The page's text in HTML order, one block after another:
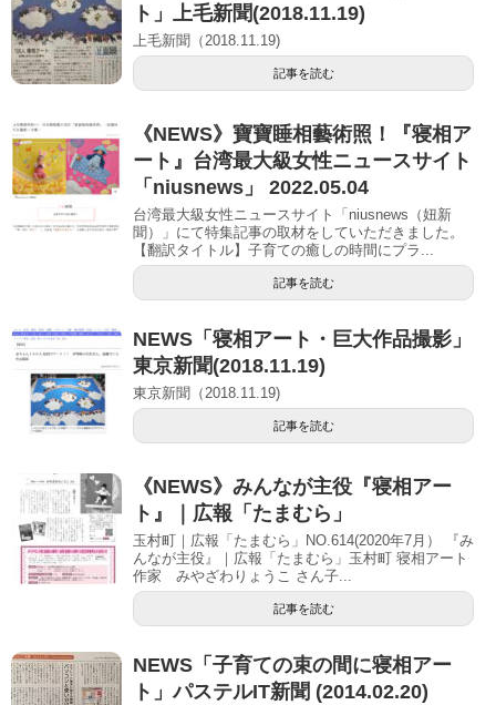
ト」上毛新聞(2018.11.19)
上毛新聞（2018.11.19)
記事を読む
《NEWS》寶寶睡相藝術照！『寝相ア
ート』台湾最大級女性ニュースサイト
「niusnews」 2022.05.04
台湾最大級女性ニュースサイト「niusnews（妞新
聞）」にて特集記事の取材をしていただきました。
【翻訳タイトル】子育ての癒しの時間にプラ...
記事を読む
NEWS「寝相アート・巨大作品撮影」
東京新聞(2018.11.19)
東京新聞（2018.11.19)
記事を読む
《NEWS》みんなが主役『寝相アー
ト』｜広報「たまむら」
玉村町｜広報「たまむら」NO.614(2020年7月） 『み
んなが主役』｜広報「たまむら」玉村町 寝相アート
作家 みやざわりょうこ さん子...
記事を読む
NEWS「子育ての束の間に寝相アー
ト」パステルIT新聞 (2014.02.20)